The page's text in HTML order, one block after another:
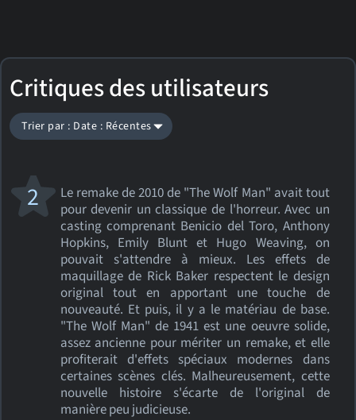
Critiques des utilisateurs
Trier par : Date : Récentes
Le remake de 2010 de "The Wolf Man" avait tout
pour devenir un classique de l'horreur. Avec un
casting comprenant Benicio del Toro, Anthony
Hopkins, Emily Blunt et Hugo Weaving, on
pouvait s'attendre à mieux. Les effets de
maquillage de Rick Baker respectent le design
original tout en apportant une touche de
nouveauté. Et puis, il y a le matériau de base.
"The Wolf Man" de 1941 est une oeuvre solide,
assez ancienne pour mériter un remake, et elle
profiterait d'effets spéciaux modernes dans
certaines scènes clés. Malheureusement, cette
nouvelle histoire s'écarte de l'original de
manière peu judicieuse.
2